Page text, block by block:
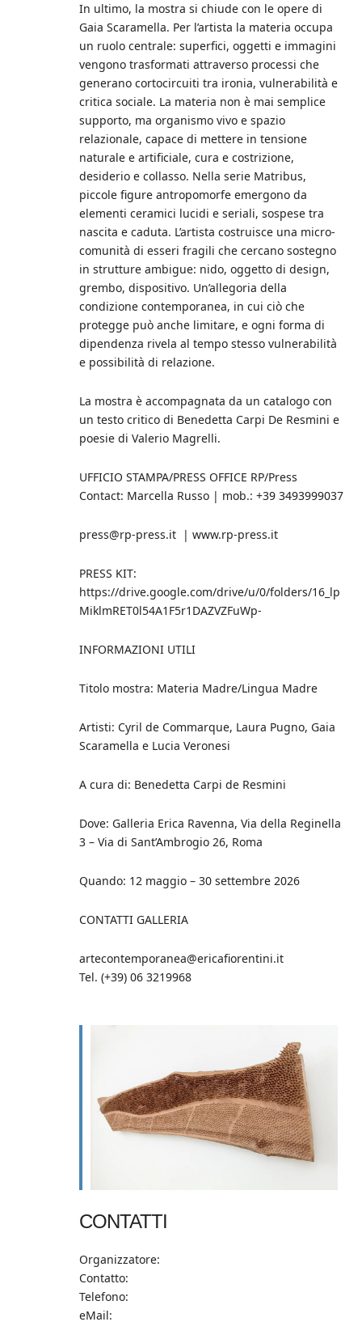
In ultimo, la mostra si chiude con le opere di
Gaia Scaramella. Per l’artista la materia occupa
un ruolo centrale: superfici, oggetti e immagini
vengono trasformati attraverso processi che
generano cortocircuiti tra ironia, vulnerabilità e
critica sociale. La materia non è mai semplice
supporto, ma organismo vivo e spazio
relazionale, capace di mettere in tensione
naturale e artificiale, cura e costrizione,
desiderio e collasso. Nella serie Matribus,
piccole figure antropomorfe emergono da
elementi ceramici lucidi e seriali, sospese tra
nascita e caduta. L’artista costruisce una micro-
comunità di esseri fragili che cercano sostegno
in strutture ambigue: nido, oggetto di design,
grembo, dispositivo. Un’allegoria della
condizione contemporanea, in cui ciò che
protegge può anche limitare, e ogni forma di
dipendenza rivela al tempo stesso vulnerabilità
e possibilità di relazione.
La mostra è accompagnata da un catalogo con
un testo critico di Benedetta Carpi De Resmini e
poesie di Valerio Magrelli.
UFFICIO STAMPA/PRESS OFFICE RP/Press
Contact: Marcella Russo | mob.: +39 3493999037
press@rp-press.it | www.rp-press.it
PRESS KIT:
https://drive.google.com/drive/u/0/folders/16_lp
MiklmRET0l54A1F5r1DAZVZFuWp-
INFORMAZIONI UTILI
Titolo mostra: Materia Madre/Lingua Madre
Artisti: Cyril de Commarque, Laura Pugno, Gaia
Scaramella e Lucia Veronesi
A cura di: Benedetta Carpi de Resmini
Dove: Galleria Erica Ravenna, Via della Reginella
3 – Via di Sant’Ambrogio 26, Roma
Quando: 12 maggio – 30 settembre 2026
CONTATTI GALLERIA
artecontemporanea@ericafiorentini.it
Tel. (+39) 06 3219968
CONTATTI
Organizzatore:
Contatto:
Telefono:
eMail: